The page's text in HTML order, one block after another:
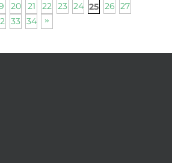
20 21 22 23 24 25 26 27
33 34